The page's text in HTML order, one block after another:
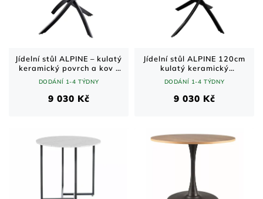
Jídelní stůl ALPINE – kulatý
keramický povrch a kov /
antracit / 120 cm
DODÁNÍ 1-4 TÝDNY
9 030 Kč
Jídelní stůl ALPINE 120cm
kulatý keramický
mramorový vzhled bílý
DODÁNÍ 1-4 TÝDNY
9 030 Kč